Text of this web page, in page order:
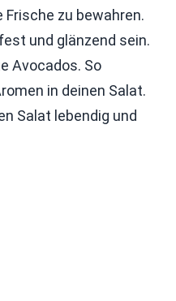
Frische zu bewahren.
und glänzend sein.
Avocados. So
in deinen Salat.
Salat lebendig und